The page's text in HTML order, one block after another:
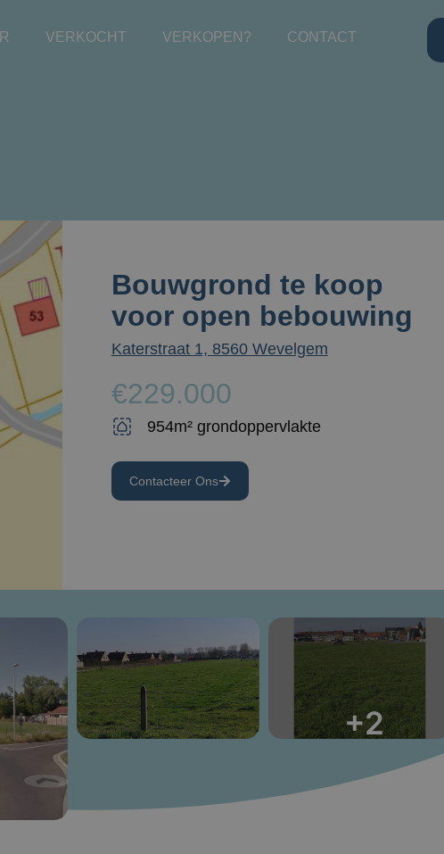
VERKOCHT VERKOPEN? CONTACT
Bouwgrond te koop
voor open bebouwing
Katerstraat 1, 8560 Wevelgem
€229.000
954m² grondoppervlakte
Contacteer Ons
+2